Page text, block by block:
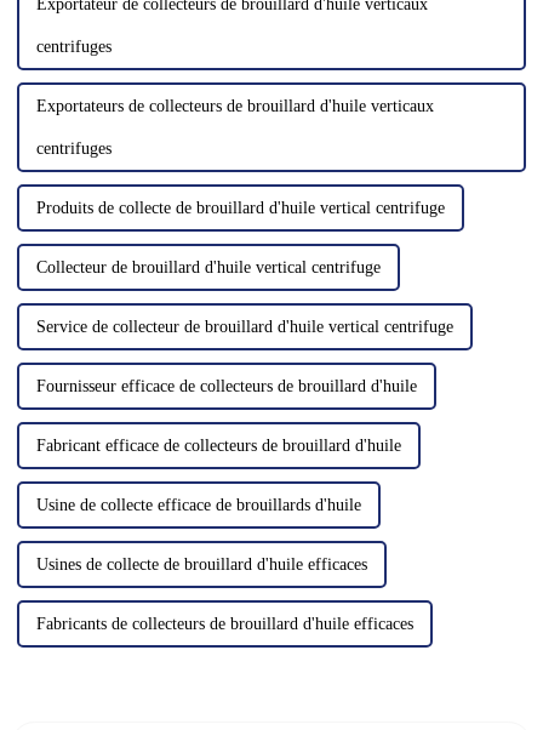
Exportateur de collecteurs de brouillard d'huile verticaux
centrifuges
Exportateurs de collecteurs de brouillard d'huile verticaux
centrifuges
Produits de collecte de brouillard d'huile vertical centrifuge
Collecteur de brouillard d'huile vertical centrifuge
Service de collecteur de brouillard d'huile vertical centrifuge
Fournisseur efficace de collecteurs de brouillard d'huile
Fabricant efficace de collecteurs de brouillard d'huile
Usine de collecte efficace de brouillards d'huile
Usines de collecte de brouillard d'huile efficaces
Fabricants de collecteurs de brouillard d'huile efficaces